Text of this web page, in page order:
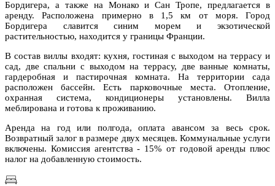
Бордигера, а также на Монако и Сан Тропе, предлагается в
аренду. Расположена примерно в 1,5 км от моря. Город
Бордигера славится синим морем и экзотической
растительностью, находится у границы Франции.
В состав виллы входят: кухня, гостиная с выходом на террасу и
сад, две спальни с выходом на террасу, две ванные комнаты,
гардеробная и пастирочная комната. На территории сада
расположен бассейн. Есть парковочные места. Отопление,
охранная система, кондиционеры установлены. Вилла
меблирована и готова к проживанию.
Аренда на год или полгода, оплата авансом за весь срок.
Возвратный залог в размере двух месяцев. Коммунальные услуги
включены. Комиссия агентства - 15% от годовой аренды плюс
налог на добавленную стоимость.